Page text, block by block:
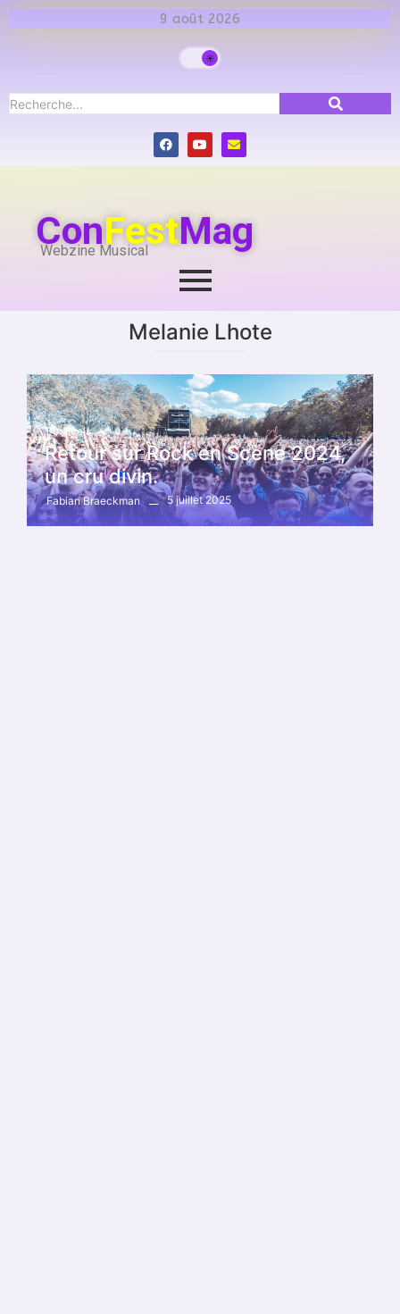
9 août 2026
ConFestMag
Webzine Musical
Melanie Lhote
Festivals
Retour sur Rock en Scène 2024,
un cru divin.
Fabian Braeckman 5 juillet 2025